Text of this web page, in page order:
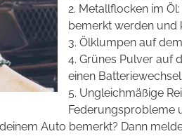
2. Metallflocken im
bemerkt werden und
3. Ölklumpen auf
4. Grünes Pulver auf
einen Batteriewechsel.
5. Ungleichmäßige
Federungsprobleme
Auto bemerkt? Dann